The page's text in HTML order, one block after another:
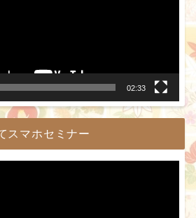
02:33
スマホセミナー